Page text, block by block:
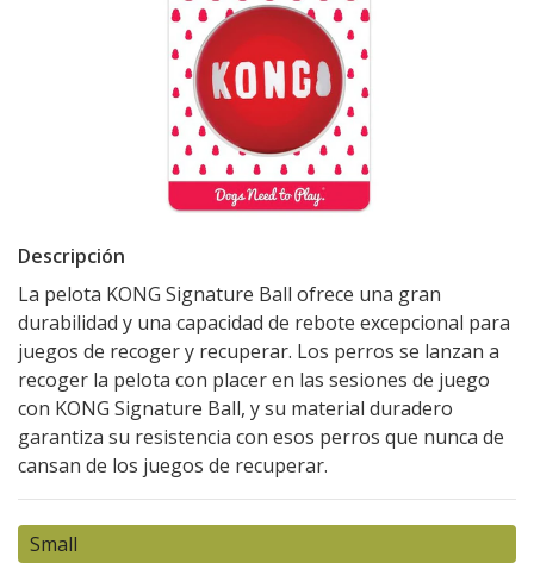
Descripción
La pelota KONG Signature Ball ofrece una gran
durabilidad y una capacidad de rebote excepcional para
juegos de recoger y recuperar. Los perros se lanzan a
recoger la pelota con placer en las sesiones de juego
con KONG Signature Ball, y su material duradero
garantiza su resistencia con esos perros que nunca de
cansan de los juegos de recuperar.
Small